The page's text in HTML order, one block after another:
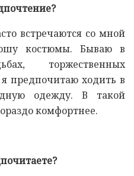
встречаются со мной
костюмы. Бываю в
торжественных
предпочитаю ходить в
одежду. В такой
комфортнее.